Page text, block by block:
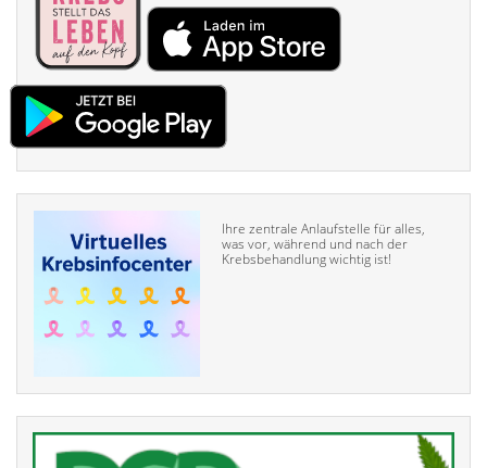
Ihre zentrale Anlaufstelle für alles,
was vor, während und nach der
Krebsbehandlung wichtig ist!